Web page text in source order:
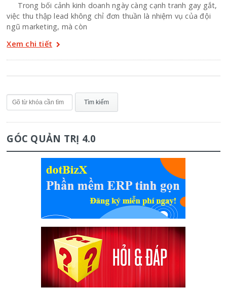
Trong bối cảnh kinh doanh ngày càng cạnh tranh gay gắt,
việc thu thập lead không chỉ đơn thuần là nhiệm vụ của đội
ngũ marketing, mà còn
Xem chi tiết
GÓC QUẢN TRỊ 4.0